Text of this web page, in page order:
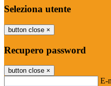
Seleziona utente
button close ×
Recupero password
button close ×
E-